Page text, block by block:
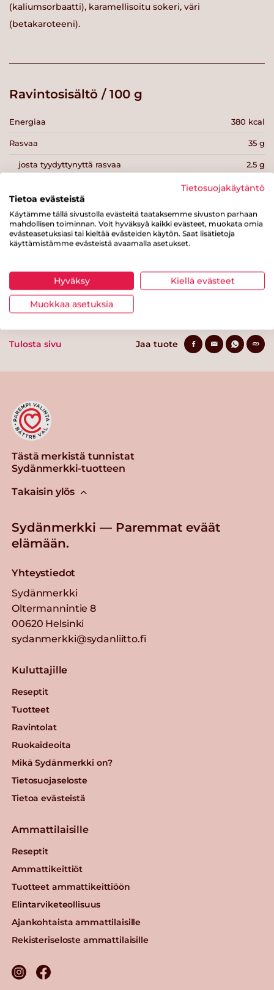
(kaliumsorbaatti), karamellisoitu sokeri, väri
(betakaroteeni).
Ravintosisältö / 100 g
Energiaa 380 kcal
Rasvaa 35 g
josta tyydyttynyttä rasvaa 2.5 g
17 g
Kuitua 0 g
Proteiinia
Suolaa 1 g
Tulosta sivu Jaa tuote
Tästä merkistä tunnistat
Sydänmerkki-tuotteen
Takaisin ylös
Sydänmerkki — Paremmat eväät
elämään.
Yhteystiedot
Sydänmerkki
Oltermannintie 8
00620 Helsinki
sydanmerkki@sydanliitto.fi
Kuluttajille
Reseptit
Tuotteet
Ravintolat
Ruokaideoita
Mikä Sydänmerkki on?
Tietosuojaseloste
Tietoa evästeistä
Ammattilaisille
Reseptit
Ammattikeittiöt
Tuotteet ammattikeittiöön
Elintarviketeollisuus
Ajankohtaista ammattilaisille
Rekisteriseloste ammattilaisille
Tietosuojakäytäntö
Tietoa evästeistä
Käytämme tällä sivustolla evästeitä taataksemme sivuston parhaan
mahdollisen toiminnan. Voit hyväksyä kaikki evästeet, muokata omia
evästeasetuksiasi tai kieltää evästeiden käytön. Saat lisätietoja
käyttämistämme evästeistä avaamalla asetukset.
Hyväksy Kiellä evästeet
Muokkaa asetuksia